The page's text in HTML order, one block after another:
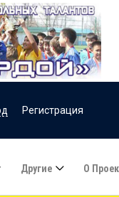
Регистрация
Другие О